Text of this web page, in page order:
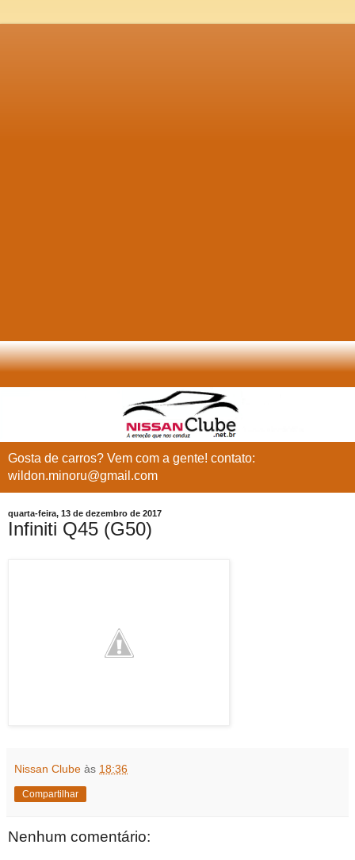
Gosta de carros? Vem com a gente! contato:
wildon.minoru@gmail.com
quarta-feira, 13 de dezembro de 2017
Infiniti Q45 (G50)
Nissan Clube às 18:36
Compartilhar
Nenhum comentário: